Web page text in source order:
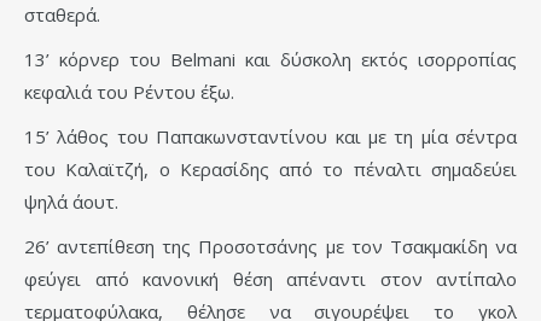
σταθερά.
13’ κόρνερ του Belmani και δύσκολη εκτός ισορροπίας
κεφαλιά του Ρέντου έξω.
15’ λάθος του Παπακωνσταντίνου και με τη μία σέντρα
του Καλαϊτζή, ο Κερασίδης από το πέναλτι σημαδεύει
ψηλά άουτ.
26’ αντεπίθεση της Προσοτσάνης με τον Τσακμακίδη να
φεύγει από κανονική θέση απέναντι στον αντίπαλο
τερματοφύλακα, θέλησε να σιγουρέψει το γκολ